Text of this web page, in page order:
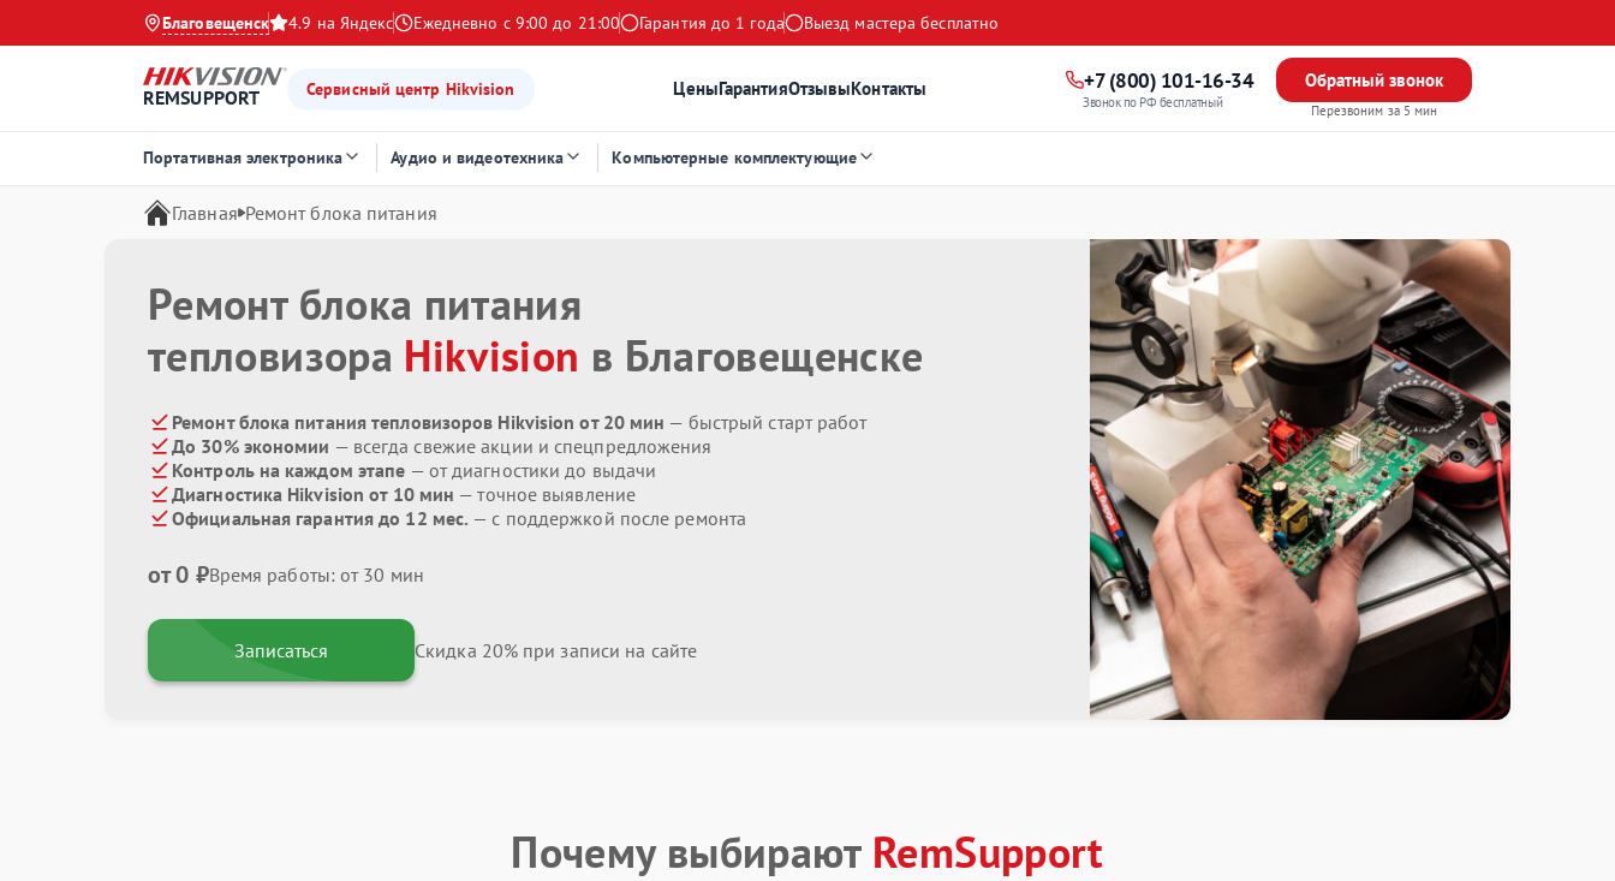
Благовещенск 4.9 на Яндекс Ежедневно с 9:00 до 21:00 Гарантия до 1 года Выезд мастера бесплатно
REMSUPPORT Сервисный центр Hikvision ЦеныГарантияОтзывыКонтакты +7 (800) 101-16-34
Звонок по РФ бесплатный
Обратный звонок
Перезвоним за 5 мин
Портативная электроника Аудио и видеотехника Компьютерные комплектующие
Главная Ремонт блока питания
Ремонт блока питания
тепловизора Hikvision в Благовещенске
Ремонт блока питания тепловизоров Hikvision от 20 мин — быстрый старт работ
До 30% экономии — всегда свежие акции и спецпредложения
Контроль на каждом этапе — от диагностики до выдачи
Диагностика Hikvision от 10 мин — точное выявление
Официальная гарантия до 12 мес. — с поддержкой после ремонта
от 0 ₽Время работы: от 30 мин
Записаться Скидка 20% при записи на сайте
Почему выбирают RemSupport